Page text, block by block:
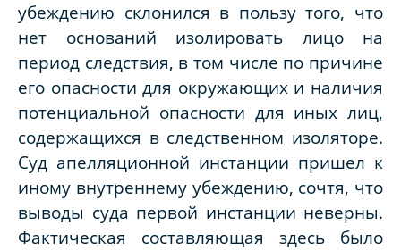
убеждению склонился в пользу того, что
нет оснований изолировать лицо на
период следствия, в том числе по причине
его опасности для окружающих и наличия
потенциальной опасности для иных лиц,
содержащихся в следственном изоляторе.
Суд апелляционной инстанции пришел к
иному внутреннему убеждению, сочтя, что
выводы суда первой инстанции неверны.
Фактическая составляющая здесь было